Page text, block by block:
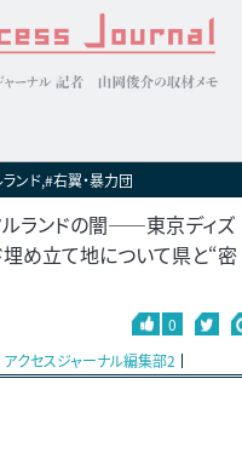
ンド,#右翼・暴力団
ルランドの闇――東京ディズ
埋め立て地について県と“密
0
アクセスジャーナル編集部2